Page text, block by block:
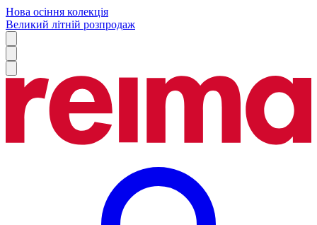
Нова осіння колекція
Великий літній розпродаж